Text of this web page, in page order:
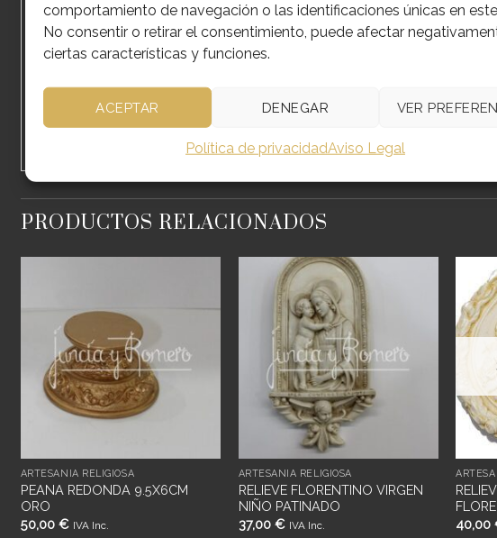
comportamiento de navegación o las identificaciones únicas en
No consentir o retirar el consentimiento, puede afectar
ciertas características y funciones.
ACEPTAR DENEGAR VER
Política de privacidadAviso Legal
MEDIDAS , PARTE INFERIOR 12.5CM X 12.5CM
ALTURA 9CM
PRODUCTOS RELACIONADOS
Añadir
ARTESANÍA RELIGIOSA
PEANA REDONDA 9.5X6CM
ORO
50,00 € IVA Inc.
ARTESANÍA RELIGIOSA
RELIEVE FLORENTINO VIRGEN
NIÑO PATINADO
37,00 € IVA Inc.
40,00